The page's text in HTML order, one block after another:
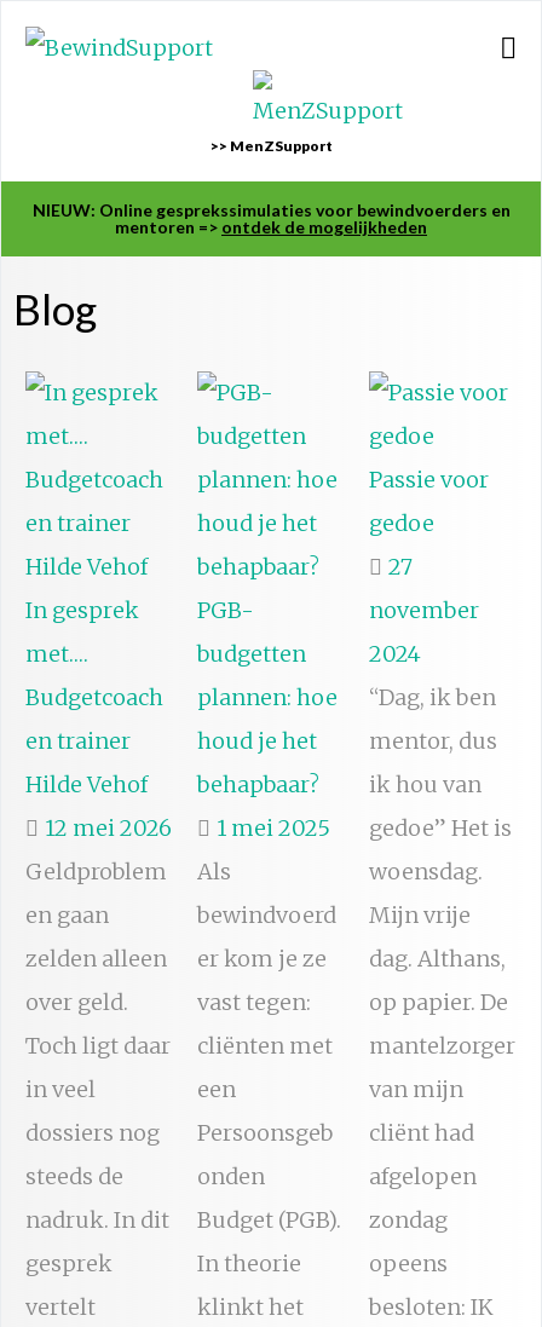
>> MenZSupport
NIEUW: Online gesprekssimulaties voor bewindvoerders en
mentoren => ontdek de mogelijkheden
Blog
In gesprek
met….
Budgetcoach
en trainer
Hilde Vehof
12 mei 2026
Geldproblem
en gaan
zelden alleen
over geld.
Toch ligt daar
in veel
dossiers nog
steeds de
nadruk. In dit
gesprek
vertelt
PGB-
budgetten
plannen: hoe
houd je het
behapbaar?
1 mei 2025
Als
bewindvoerd
er kom je ze
vast tegen:
cliënten met
een
Persoonsgeb
onden
Budget (PGB).
In theorie
klinkt het
Passie voor
gedoe
27
november
2024
“Dag, ik ben
mentor, dus
ik hou van
gedoe” Het is
woensdag.
Mijn vrije
dag. Althans,
op papier. De
mantelzorger
van mijn
cliënt had
afgelopen
zondag
opeens
besloten: IK